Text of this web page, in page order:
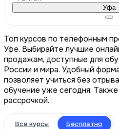
Уфа
Топ курсов по телефонным
Уфе. Выбирайте лучшие
продажам, доступные для
России и мира. Удобный
позволяет учиться без
обучение уже сегодня.
рассрочкой.
Все курсы Бесплатно